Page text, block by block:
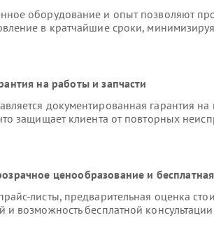
оборудование и опыт позволяют
в кратчайшие сроки,
на работы и запчасти
документированная гарантия
защищает клиента от повторных
ценообразование и
листы, предварительная оценка
и возможность бесплатной